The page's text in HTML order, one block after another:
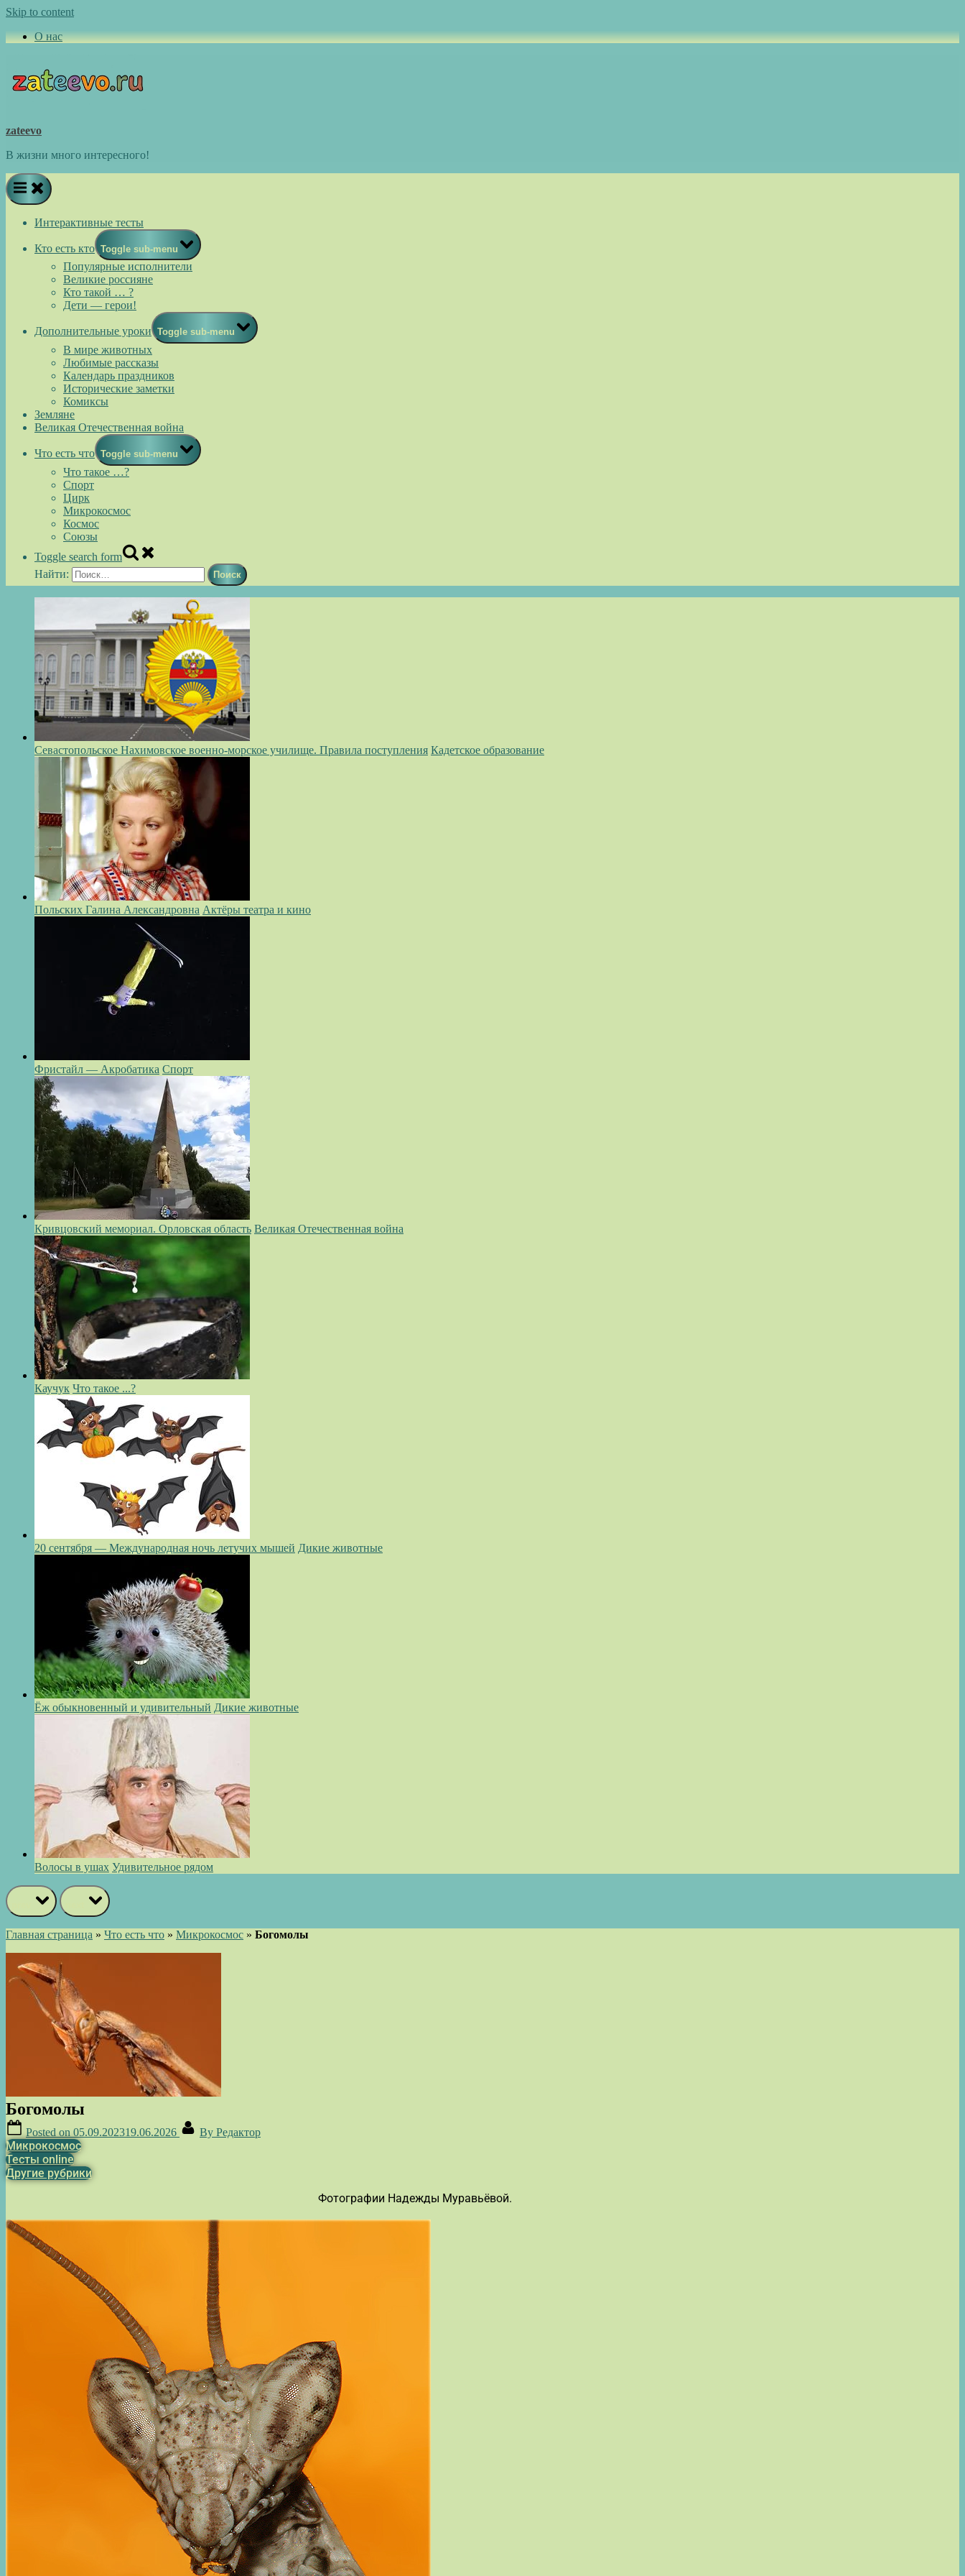
Skip to content
О нас
zateevo
В жизни много интересного!
Интерактивные тесты
Кто есть кто Toggle sub-menu
Популярные исполнители
Великие россияне
Кто такой … ?
Дети — герои!
Дополнительные уроки Toggle sub-menu
В мире животных
Любимые рассказы
Календарь праздников
Исторические заметки
Комиксы
Земляне
Великая Отечественная война
Что есть что Toggle sub-menu
Что такое …?
Спорт
Цирк
Микрокосмос
Космос
Союзы
Toggle search form
Найти:
Севастопольское Нахимовское военно-морское училище. Правила поступления Кадетское образование
Польских Галина Александровна Актёры театра и кино
Фристайл — Акробатика Спорт
Кривцовский мемориал. Орловская область Великая Отечественная война
Каучук Что такое ...?
20 сентября — Международная ночь летучих мышей Дикие животные
Ёж обыкновенный и удивительный Дикие животные
Волосы в ушах Удивительное рядом
Главная страница » Что есть что » Микрокосмос » Богомолы
Богомолы
Posted on 05.09.202319.06.2026 By Редактор
Микрокосмос
Тесты online
Другие рубрики
Фотографии Надежды Муравьёвой.